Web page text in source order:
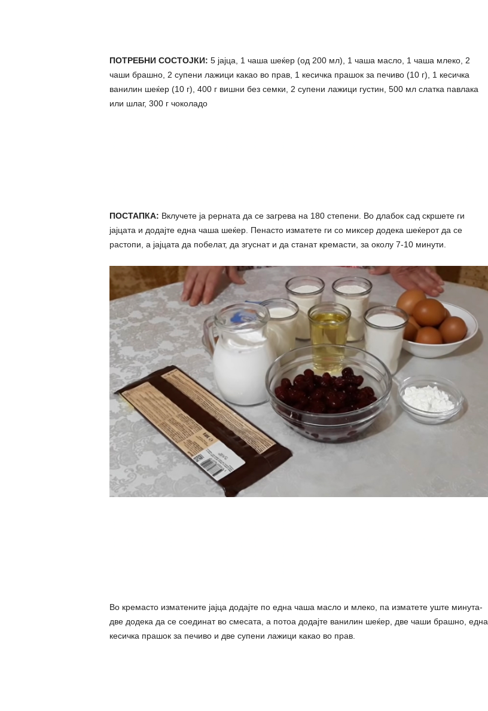
ПОТРЕБНИ СОСТОЈКИ: 5 јајца, 1 чаша шеќер (од 200 мл), 1 чаша масло, 1 чаша млеко, 2
чаши брашно, 2 супени лажици какао во прав, 1 кесичка прашок за печиво (10 г), 1 кесичка
ванилин шеќер (10 г), 400 г вишни без семки, 2 супени лажици густин, 500 мл слатка павлака
или шлаг, 300 г чоколадо
ПОСТАПКА: Вклучете ја рерната да се загрева на 180 степени. Во длабок сад скршете ги
јајцата и додајте една чаша шеќер. Пенасто изматете ги со миксер додека шеќерот да се
растопи, а јајцата да побелат, да згуснат и да станат кремасти, за околу 7-10 минути.
Во кремасто изматените јајца додајте по една чаша масло и млеко, па изматете уште минута-
две додека да се соединат во смесата, а потоа додајте ванилин шеќер, две чаши брашно, една
кесичка прашок за печиво и две супени лажици какао во прав.